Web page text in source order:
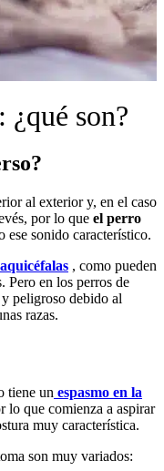
¿qué son?
al exterior y, en el caso
por lo que el perro
ese sonido característico.
, como pueden
Pero en los perros de
peligroso debido al
razas.
tiene un espasmo en la
lo que comienza a aspirar
muy característica.
son muy variados: